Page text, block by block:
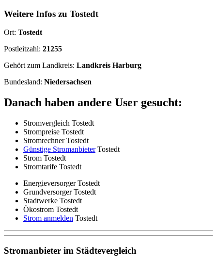
Weitere Infos zu Tostedt
Ort: Tostedt
Postleitzahl: 21255
Gehört zum Landkreis: Landkreis Harburg
Bundesland: Niedersachsen
Danach haben andere User gesucht:
Stromvergleich Tostedt
Strompreise Tostedt
Stromrechner Tostedt
Günstige StromanbieterTostedt
Strom Tostedt
Stromtarife Tostedt
Energieversorger Tostedt
Grundversorger Tostedt
Stadtwerke Tostedt
Ökostrom Tostedt
Strom anmelden Tostedt
Stromanbieter im Städtevergleich